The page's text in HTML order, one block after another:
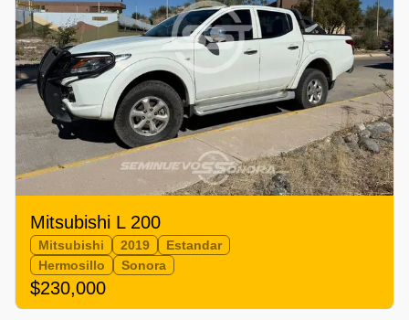
Mitsubishi L 200
Mitsubishi 2019
Estandar
Hermosillo
Sonora
$230,000